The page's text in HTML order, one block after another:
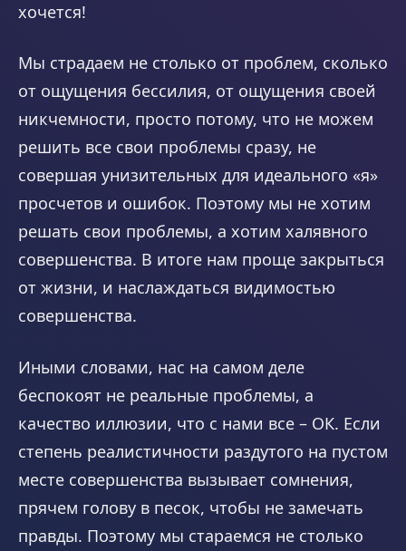
хочется!
Мы страдаем не столько от проблем, сколько
от ощущения бессилия, от ощущения своей
никчемности, просто потому, что не можем
решить все свои проблемы сразу, не
совершая унизительных для идеального «я»
просчетов и ошибок. Поэтому мы не хотим
решать свои проблемы, а хотим халявного
совершенства. В итоге нам проще закрыться
от жизни, и наслаждаться видимостью
совершенства.
Иными словами, нас на самом деле
беспокоят не реальные проблемы, а
качество иллюзии, что с нами все – ОК. Если
степень реалистичности раздутого на пустом
месте совершенства вызывает сомнения,
прячем голову в песок, чтобы не замечать
правды. Поэтому мы стараемся не столько